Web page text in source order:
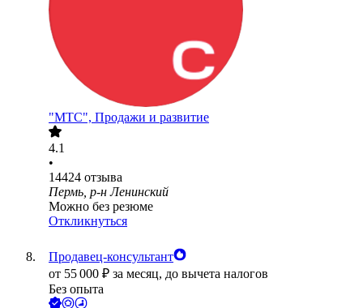
"МТС", Продажи и развитие
4.1
•
14424 отзыва
Пермь, р-н Ленинский
Можно без резюме
Откликнуться
Продавец-консультант
от 55 000 ₽ за месяц, до вычета налогов
Без опыта